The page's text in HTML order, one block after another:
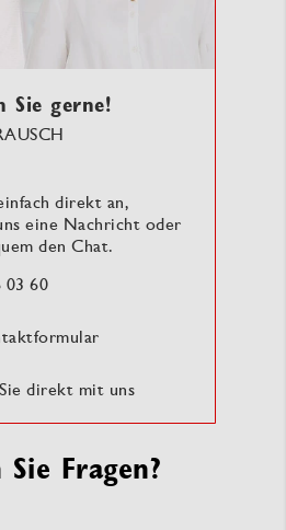
Sie gerne!
direkt an,
eine Nachricht oder
den Chat.
03 60
direkt mit uns
Sie Fragen?